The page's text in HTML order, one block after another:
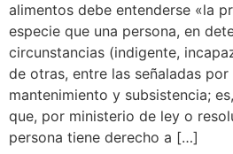
alimentos debe entenderse «la
especie que una persona, en
circunstancias (indigente,
de otras, entre las señaladas por
mantenimiento y subsistencia;
que, por ministerio de ley o
persona tiene derecho a […]